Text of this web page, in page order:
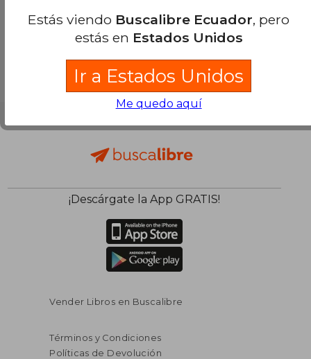
¡Descárgate la App GRATIS!
Vender Libros en Buscalibre
Términos y Condiciones
Políticas de Devolución
Estás viendo Buscalibre Ecuador, pero
estás en Estados Unidos
Ir a Estados Unidos
Me quedo aquí